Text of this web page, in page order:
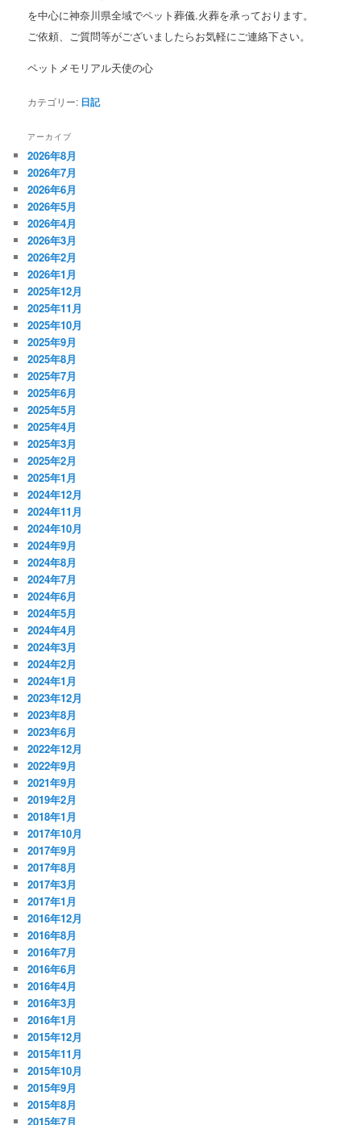
を中心に神奈川県全域でペット葬儀.火葬を承っております。
ご依頼、ご質問等がございましたらお気軽にご連絡下さい。
ペットメモリアル天使の心
カテゴリー: 日記
アーカイブ
2026年8月
2026年7月
2026年6月
2026年5月
2026年4月
2026年3月
2026年2月
2026年1月
2025年12月
2025年11月
2025年10月
2025年9月
2025年8月
2025年7月
2025年6月
2025年5月
2025年4月
2025年3月
2025年2月
2025年1月
2024年12月
2024年11月
2024年10月
2024年9月
2024年8月
2024年7月
2024年6月
2024年5月
2024年4月
2024年3月
2024年2月
2024年1月
2023年12月
2023年8月
2023年6月
2022年12月
2022年9月
2021年9月
2019年2月
2018年1月
2017年10月
2017年9月
2017年8月
2017年3月
2017年1月
2016年12月
2016年8月
2016年7月
2016年6月
2016年4月
2016年3月
2016年1月
2015年12月
2015年11月
2015年10月
2015年9月
2015年8月
2015年7月